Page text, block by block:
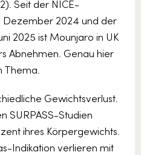
Seit der NICE-
Dezember 2024 und der
2025 ist Mounjaro in UK
Abnehmen. Genau hier
Gewichtsverlust.
SURPASS-Studien
ihres Körpergewichts.
Indikation verlieren mit